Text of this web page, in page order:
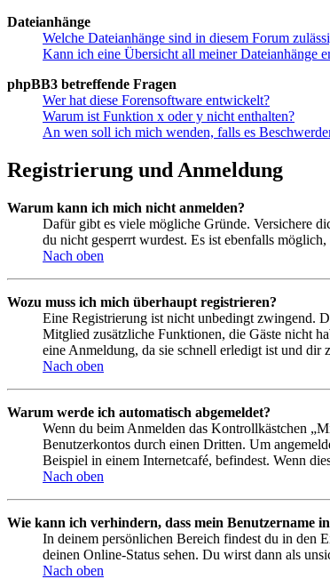
Dateianhänge
Welche Dateianhänge sind in diesem Forum
Kann ich eine Übersicht all meiner Dateianhänge
phpBB3 betreffende Fragen
Wer hat diese Forensoftware entwickelt?
Warum ist Funktion x oder y nicht enthalten?
An wen soll ich mich wenden, falls es
Registrierung und Anmeldung
Warum kann ich mich nicht anmelden?
Dafür gibt es viele mögliche Gründe. Versichere
du nicht gesperrt wurdest. Es ist ebenfalls
Nach oben
Wozu muss ich mich überhaupt registrieren?
Eine Registrierung ist nicht unbedingt zwingend.
Mitglied zusätzliche Funktionen, die Gäste nicht
eine Anmeldung, da sie schnell erledigt ist und dir
Nach oben
Warum werde ich automatisch abgemeldet?
Wenn du beim Anmelden das Kontrollkästchen
Benutzerkontos durch einen Dritten. Um
Beispiel in einem Internetcafé, befindest. Wenn
Nach oben
Wie kann ich verhindern, dass mein Benutzername
In deinem persönlichen Bereich findest du in den
deinen Online-Status sehen. Du wirst dann als
Nach oben